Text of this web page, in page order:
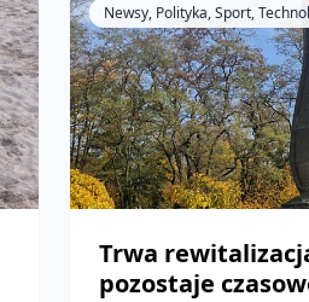
Newsy, Polityka, Sport,
Trwa
pozostaje